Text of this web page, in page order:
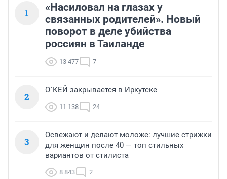
1
«Насиловал на глазах у
связанных родителей». Новый
поворот в деле убийства
россиян в Таиланде
13 477 7
2
О`КЕЙ закрывается в Иркутске
11 138 24
3
Освежают и делают моложе: лучшие стрижки
для женщин после 40 — топ стильных
вариантов от стилиста
8 843 2